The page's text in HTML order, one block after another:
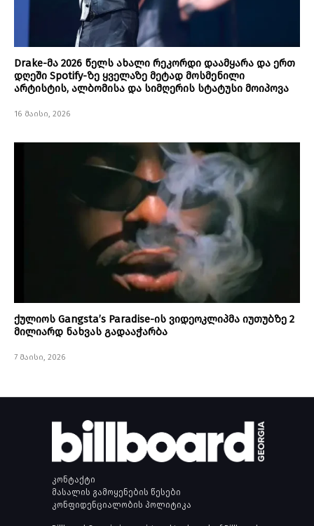
Drake-მა 2026 წელს ახალი რეკორდი დაამყარა და ერთ
დღეში Spotify-ზე ყველაზე მეტად მოსმენილი
არტისტის, ალბომისა და სიმღერის სტატუსი მოიპოვა
16 მაისი, 2026
ქულიოს Gangsta’s Paradise-ის ვიდეოკლიპმა იუთუბზე 2
მილიარდ ნახვას გადააჭარბა
7 მაისი, 2026
კონტაქტი
მასალის გამოყენების წესები
კონფიდენციალობის პოლიტიკა